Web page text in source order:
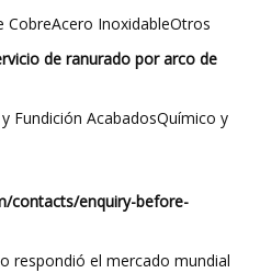
CobreAcero InoxidableOtros
de ranurado por arco de
Fundición AcabadosQuímico y
contacts/enquiry-before-
respondió el mercado mundial